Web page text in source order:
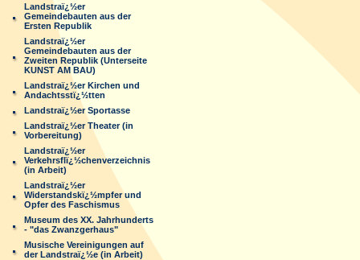
Landstraï¿½er
Gemeindebauten aus der
Ersten Republik
Landstraï¿½er
Gemeindebauten aus der
Zweiten Republik (Unterseite
KUNST AM BAU)
Landstraï¿½er Kirchen und
Andachtsstï¿½tten
Landstraï¿½er Sportasse
Landstraï¿½er Theater (in
Vorbereitung)
Landstraï¿½er
Verkehrsflï¿½chenverzeichnis
(in Arbeit)
Landstraï¿½er
Widerstandskï¿½mpfer und
Opfer des Faschismus
Museum des XX. Jahrhunderts
- "das Zwanzgerhaus"
Musische Vereinigungen auf
der Landstraï¿½e (in Arbeit)